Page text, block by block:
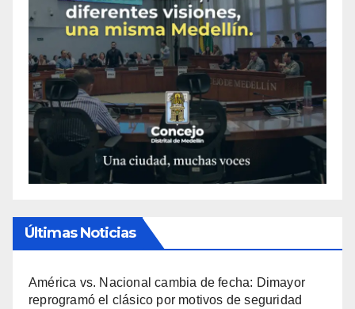
Últimas Noticias
América vs. Nacional cambia de fecha: Dimayor
reprogramó el clásico por motivos de seguridad